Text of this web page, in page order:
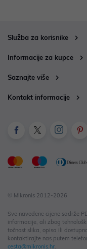
Služba za korisnike
Informacije za kupce
Saznajte više
Kontakt informacije
© Mikronis 2012-2026
Sve navedene cijene sadrže
informacije, ali zbog
točnost slika, opisa ili
kontaktirajte nas putem
cesta@mikronis.hr.